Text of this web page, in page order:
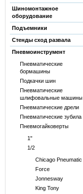
Шиномонтажное
оборудование
Подъемники
Стенды сход развала
Пневмоинструмент
Пневматические
бормашины
Подкачки шин
Пневматические
шлифовальные машины
Пневматические дрели
Пневматические зубила
Пневмогайковерты
1"
1/2
Chicago Pneumatic
Force
Jonnesway
King Tony